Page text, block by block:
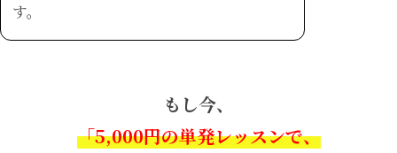
す。
もし今、
「5,000円の単発レッスンで、